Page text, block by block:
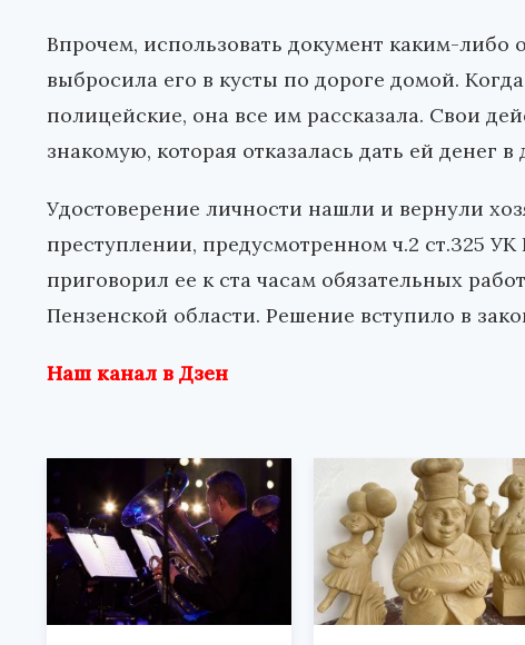
Впрочем, использовать документ каким-
выбросила его в кусты по дороге домой.
полицейские, она все им рассказала. Свои
знакомую, которая отказалась дать ей денег в
Удостоверение личности нашли и вернули
преступлении, предусмотренном ч.2 ст.325
приговорил ее к ста часам обязательных
Пензенской области. Решение вступило в
Наш канал в Дзен